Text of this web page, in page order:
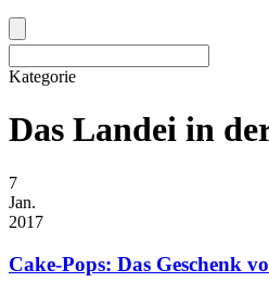
Kategorie
Das Landei in
7
Jan.
2017
Cake-Pops: Das Geschenk